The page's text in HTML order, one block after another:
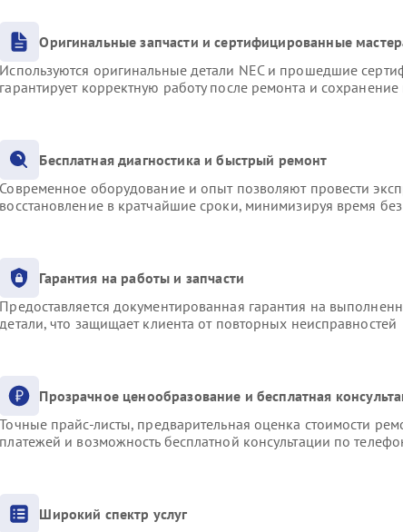
Оригинальные запчасти и сертифицированные
Используются оригинальные детали NEC и прошедшие
гарантирует корректную работу после ремонта и сохранение
Бесплатная диагностика и быстрый ремонт
Современное оборудование и опыт позволяют провести
восстановление в кратчайшие сроки, минимизируя время без
Гарантия на работы и запчасти
Предоставляется документированная гарантия на
детали, что защищает клиента от повторных неисправностей
Прозрачное ценообразование и бесплатная
Точные прайс-листы, предварительная оценка стоимости
платежей и возможность бесплатной консультации по
Широкий спектр услуг